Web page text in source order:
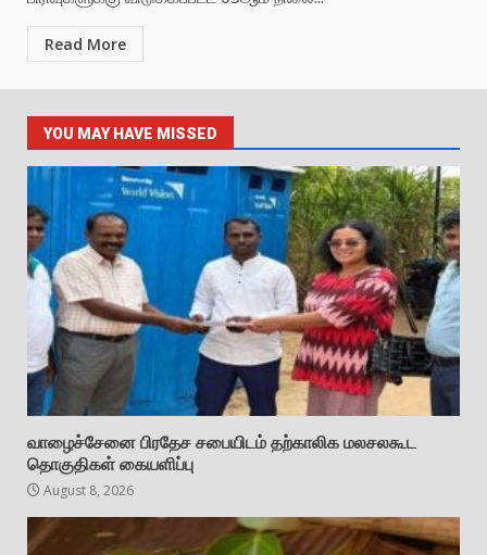
Read More
YOU MAY HAVE MISSED
வாழைச்சேனை பிரதேச சபையிடம் தற்காலிக மலசலகூட
தொகுதிகள் கையளிப்பு
August 8, 2026